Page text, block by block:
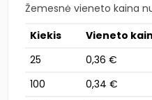
Žemesnė vieneto kaina
Kiekis
Vieneto
25
0,36 €
100
0,34 €